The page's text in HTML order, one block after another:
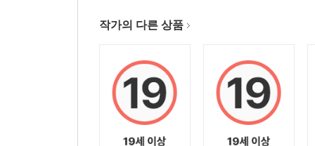
작가의 다른 상품